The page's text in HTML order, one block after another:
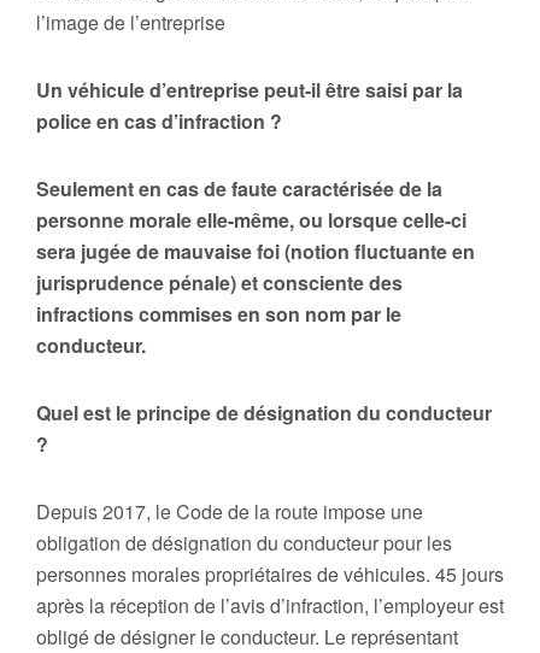
l’image de l’entreprise
Un véhicule d’entreprise peut-il être saisi par la
police en cas d’infraction ?
Seulement en cas de faute caractérisée de la
personne morale elle-même, ou lorsque celle-ci
sera jugée de mauvaise foi (notion fluctuante en
jurisprudence pénale) et consciente des
infractions commises en son nom par le
conducteur.
Quel est le principe de désignation du conducteur
?
Depuis 2017, le Code de la route impose une
obligation de désignation du conducteur pour les
personnes morales propriétaires de véhicules. 45 jours
après la réception de l’avis d’infraction, l’employeur est
obligé de désigner le conducteur. Le représentant